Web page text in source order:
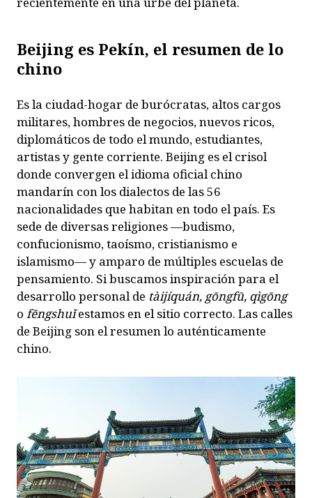
Beijing es Pekín, el resumen de lo
chino
Es la ciudad-hogar de burócratas, altos cargos
militares, hombres de negocios, nuevos ricos,
diplomáticos de todo el mundo, estudiantes,
artistas y gente corriente. Beijing es el crisol
donde convergen el idioma oficial chino
mandarín con los dialectos de las 56
nacionalidades que habitan en todo el país. Es
sede de diversas religiones —budismo,
confucionismo, taoísmo, cristianismo e
islamismo— y amparo de múltiples escuelas de
pensamiento. Si buscamos inspiración para el
desarrollo personal de tàijíquán, gōngfū, qìgōng
o fēngshuǐestamos en el sitio correcto. Las calles
de Beijing son el resumen lo auténticamente
chino.